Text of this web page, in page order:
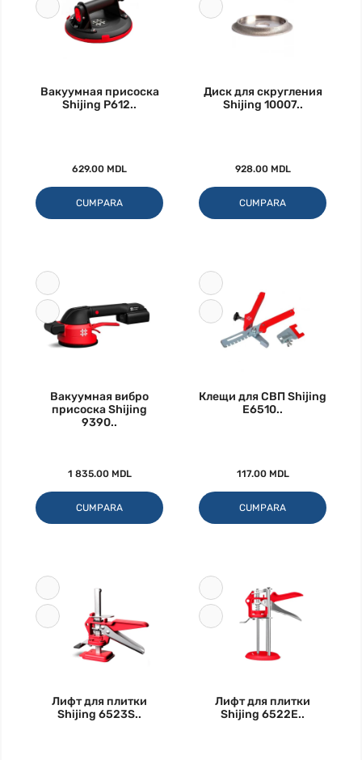
Вакуумная присоска
Shijing P612..
629.00 MDL
CUMPARA
Диск для скругления
Shijing 10007..
928.00 MDL
CUMPARA
Вакуумная вибро
присоска Shijing
9390..
1 835.00 MDL
CUMPARA
Клещи для СВП Shijing
E6510..
117.00 MDL
CUMPARA
Лифт для плитки
Shijing 6523S..
Лифт для плитки
Shijing 6522E..